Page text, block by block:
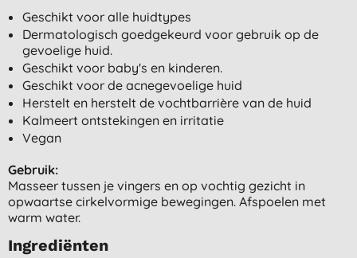
Geschikt voor alle huidtypes
Dermatologisch goedgekeurd voor gebruik op de
gevoelige huid.
Geschikt voor baby's en kinderen.
Geschikt voor de acnegevoelige huid
Herstelt en herstelt de vochtbarrière van de huid
Kalmeert ontstekingen en irritatie
Vegan
Gebruik:
Masseer tussen je vingers en op vochtig gezicht in
opwaartse cirkelvormige bewegingen. Afspoelen met
warm water.
Ingrediënten